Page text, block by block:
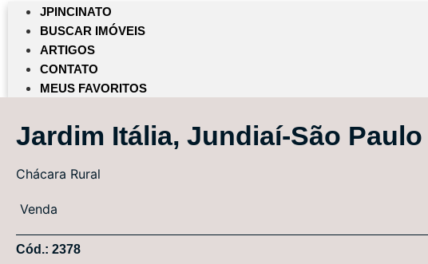
JPINCINATO
BUSCAR IMÓVEIS
ARTIGOS
CONTATO
MEUS FAVORITOS
Jardim Itália, Jundiaí-São Paulo
Chácara Rural
Venda
Cód.: 2378